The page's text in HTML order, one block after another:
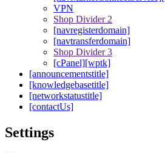
VPN
Shop Divider 2
[navregisterdomain]
[navtransferdomain]
Shop Divider 3
[cPanel][wptk]
[announcementstitle]
[knowledgebasetitle]
[networkstatustitle]
[contactUs]
Settings